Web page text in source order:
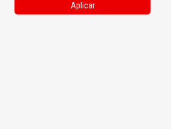
Aplicar